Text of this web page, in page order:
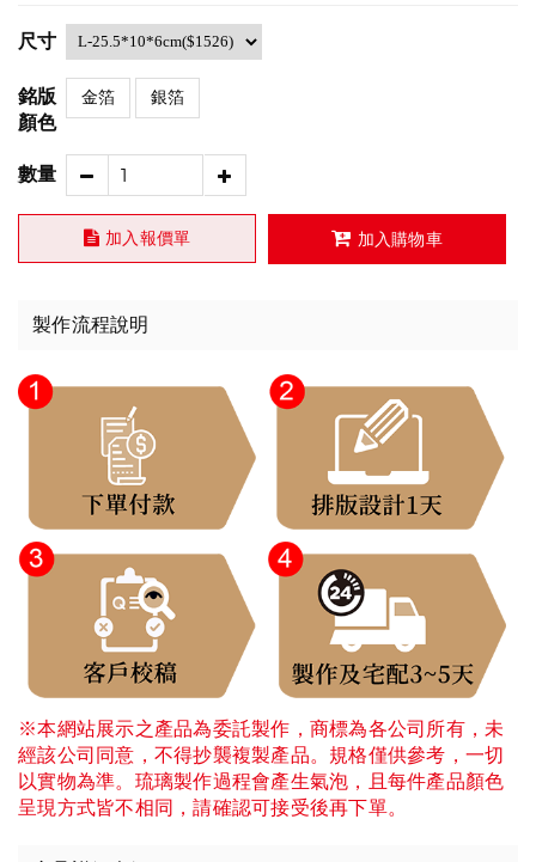
尺寸
銘版
顏色
金箔 銀箔
數量
加入報價單 加入購物車
製作流程說明
※本網站展示之產品為委託製作，商標為各公司所有，未
經該公司同意，不得抄襲複製產品。規格僅供參考，一切
以實物為準。琉璃製作過程會產生氣泡，且每件產品顏色
呈現方式皆不相同，請確認可接受後再下單。